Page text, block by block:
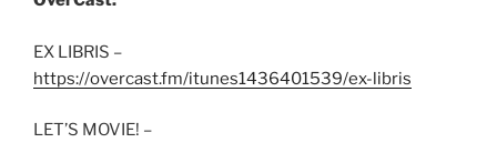
EX LIBRIS –
https://overcast.fm/itunes1436401539/ex-libris
LET’S MOVIE! –